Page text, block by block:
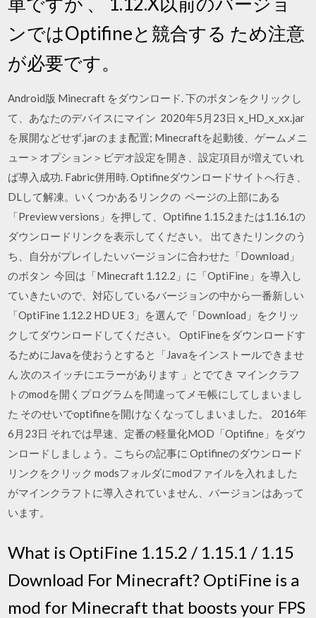
ンではOptifineと競合する ため注意
が必要です。
Android版 Minecraft をダウンロード. 下のボタンをクリックし
て、あなたのデバイスにマイン 2020年5月23日 x_HD_x_xx.jar
を展開などせず.jarのまま配置; Minecraftを起動後、ゲームメニ
ュー＞オプション＞ビデオ設定を開き、設定項目が増えていれ
ば導入成功. Fabric併用時. Optifineダウンロードサイトへ行き、
DLして解凍。いくつかあるリンクの ページの上部にある
「Preview versions」を押して、Optifine 1.15.2または1.16.1の
ダウンロードリンクを表示してください。 出てきたリンクのう
ち、自分がプレイしたいバージョンに合わせた「Download」
のボタン 今回は「Minecraft 1.12.2」に「OptiFine」を導入し
ていきたいので、対応しているバージョンの中から一番新しい
「OptiFine 1.12.2 HD UE 3」を選んで「Download」をクリッ
クしてダウンロードしてください。 OptiFineをダウンロードす
るためにJavaを使おうとすると「Javaをインストールできませ
ん 次のスイッチにエラーがあります 」とでてき マインクラフ
トのmodを開くプログラムを間違ってメモ帳にしてしまいまし
た そのせいでoptifineを開けなくなってしまいました。 2016年
6月23日 それでは早速、定番の軽量化MOD「Optifine」をダウ
ンロードしましょう。こちらの記事に Optifineのダウンロード
リンクをクリック modsフォルダにmodファイルを入れました
がマインクラフトに導入されていません、バージョンはあって
います。
What is OptiFine 1.15.2 / 1.15.1 / 1.15
Download For Minecraft? OptiFine is a
mod for Minecraft that boosts your FPS